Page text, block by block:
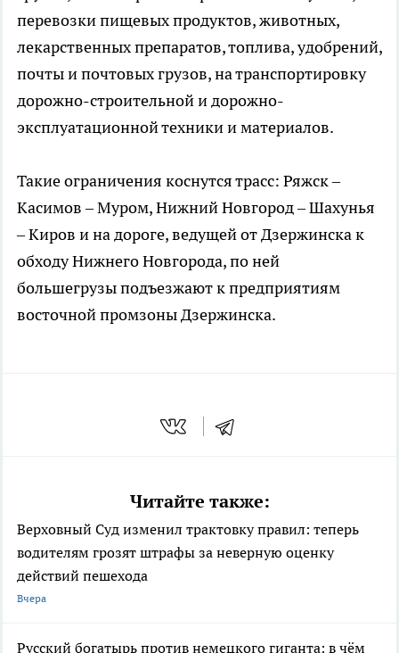
перевозки пищевых продуктов, животных,
лекарственных препаратов, топлива, удобрений,
почты и почтовых грузов, на транспортировку
дорожно-строительной и дорожно-
эксплуатационной техники и материалов.
Такие ограничения коснутся трасс: Ряжск –
Касимов – Муром, Нижний Новгород – Шахунья
– Киров и на дороге, ведущей от Дзержинска к
обходу Нижнего Новгорода, по ней
большегрузы подъезжают к предприятиям
восточной промзоны Дзержинска.
Читайте также:
Верховный Суд изменил трактовку правил: теперь
водителям грозят штрафы за неверную оценку
действий пешехода
Вчера
Русский богатырь против немецкого гиганта: в чём